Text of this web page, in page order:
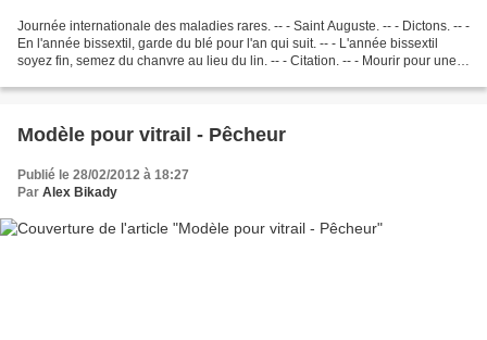
Journée internationale des maladies rares. -- - Saint Auguste. -- - Dictons. -- -
En l'année bissextil, garde du blé pour l'an qui suit. -- - L'année bissextil
soyez fin, semez du chanvre au lieu du lin. -- - Citation. -- - Mourir pour une
Modèle pour vitrail - Pêcheur
Publié le 28/02/2012 à 18:27
Par Alex Bikady